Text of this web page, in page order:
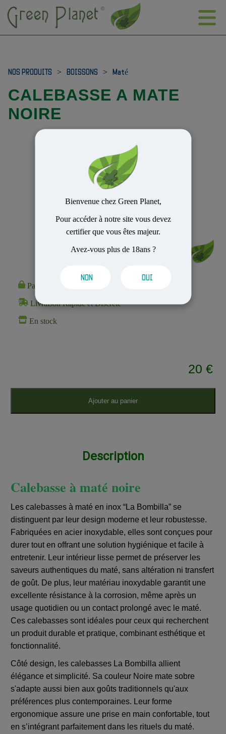
Bienvenue chez Green Planet,
Pour accéder à notre site vous devez
certifier que vous êtes majeur.
Avez-vous plus de 18ans ?
NON OUI
NOS PRODUITS > BOISSONS > Maté
CALEBASSE A MATE
NOIRE
Paiement 100% Sécurisé
Livraison Rapide et Discrète
En stock
20 €
Ajouter au panier
Description
Calebasse à maté noire
Les calebasses à maté en inox “La Bombilla” se
distinguent par leur design moderne et leur robustesse.
Fabriquées en acier inoxydable, elles sont conçues pour
durer tout en offrant une solution hygiénique et facile à
entretenir. Leur intérieur lisse permet de préserver les
saveurs authentiques du maté, sans altération ni transfert
de goût. De plus, leur matériau inoxydable garantit une
excellente résistance à la corrosion, même après un
usage quotidien ou un contact prolongé avec le maté.
Ces calebasses sont idéales pour ceux qui recherchent
un produit durable et pratique, combinant esthétique et
fonctionnalité.
Côté design, les calebasses La Bombilla allient
élégance et simplicité. Sa couleur Noire mate sobre
s'adapte aussi bien aux goûts traditionnels qu'aux
préférences plus contemporaines. Leur forme
ergonomique assure une prise en main confortable, tout
en s’intégrant parfaitement dans les rituels du maté.